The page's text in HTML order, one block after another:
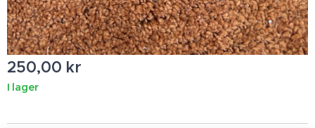
250,00 kr
I lager